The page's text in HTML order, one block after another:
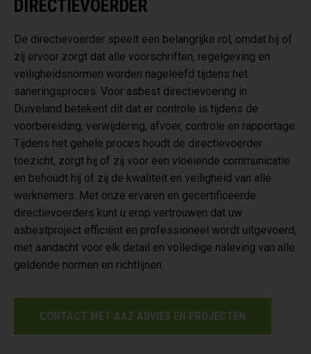
DIRECTIEVOERDER
De directievoerder speelt een belangrijke rol, omdat hij of
zij ervoor zorgt dat alle voorschriften, regelgeving en
veiligheidsnormen worden nageleefd tijdens het
saneringsproces. Voor asbest directievoering in
Duiveland betekent dit dat er controle is tijdens de
voorbereiding, verwijdering, afvoer, controle en rapportage.
Tijdens het gehele proces houdt de directievoerder
toezicht, zorgt hij of zij voor een vloeiende communicatie
en behoudt hij of zij de kwaliteit en veiligheid van alle
werknemers. Met onze ervaren en gecertificeerde
directievoerders kunt u erop vertrouwen dat uw
asbestproject efficiënt en professioneel wordt uitgevoerd,
met aandacht voor elk detail en volledige naleving van alle
geldende normen en richtlijnen.
CONTACT MET AAZ ADVIES EN PROJECTEN